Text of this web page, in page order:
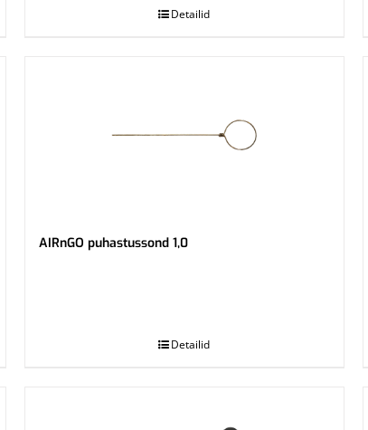
Detailid
AIRnGO puhastussond 1,0
Detailid